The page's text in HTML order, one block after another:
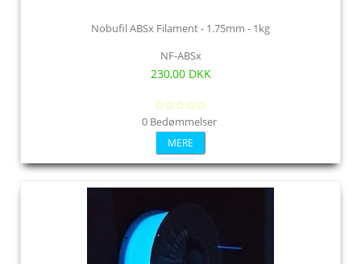
Nobufil ABSx Filament - 1.75mm - 1kg
NF-ABSx
230,00 DKK
0 Bedømmelser
MERE